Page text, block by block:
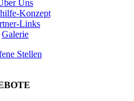
Uns
Konzept
Links
Galerie
Stellen